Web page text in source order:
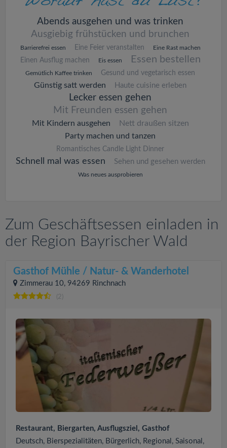
Abends ausgehen und was trinken
Ausgiebig frühstücken und brunchen
Barrierefrei essen Eine Feier veranstalten Eine Rast machen
Einen Ausflug machen Eis essen Essen bestellen
Gemütlich Kaffee trinken Gesund und vegetarisch essen
Günstig satt werden Haute cuisine erleben
Lecker essen gehen
Mit Freunden essen gehen
Mit Kindern ausgehen
Nett draußen sitzen
Party machen und tanzen
Romantisches Candle Light Dinner
Schnell mal was essen Sehen und gesehen werden
Was neues ausprobieren
Zum Geschäftsessen einladen in
der Region Bayrischer Wald
Gasthof Mühle / Natur- & Wanderhotel
Zimmerau 10, 94269 Rinchnach
(2)
Restaurant, Biergarten, Ausflugsziel, Gasthof
Deutsch, Bierspezialitäten, Bürgerlich, Regional, Saisonal,